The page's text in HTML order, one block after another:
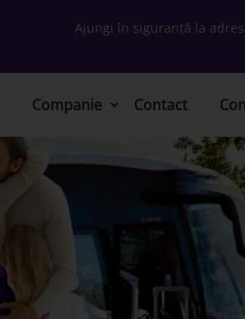
Ajungi în siguranță la
Companie Contact